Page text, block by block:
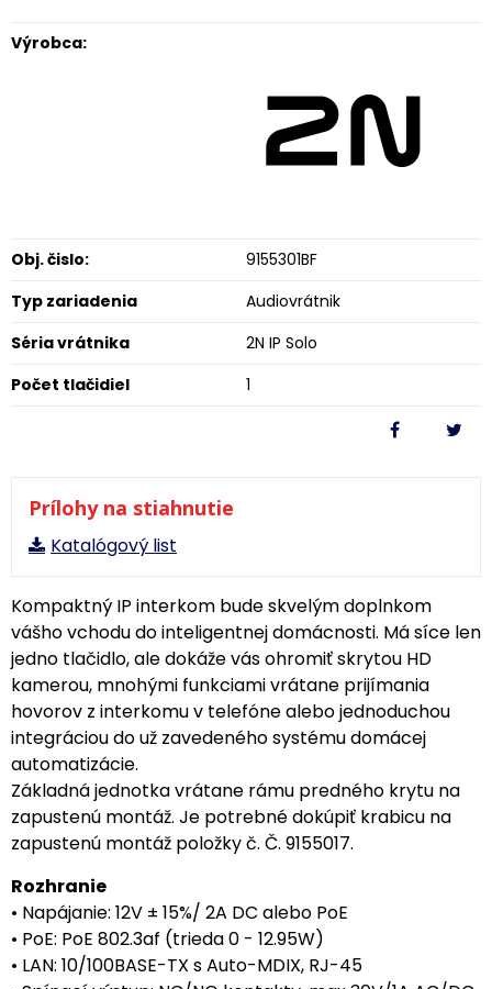
Výrobca:
Obj. čislo:
9155301BF
Typ zariadenia
Audiovrátnik
Séria vrátnika
2N IP Solo
Počet tlačidiel
1
Prílohy na stiahnutie
Katalógový list
Kompaktný IP interkom bude skvelým doplnkom
vášho vchodu do inteligentnej domácnosti. Má síce len
jedno tlačidlo, ale dokáže vás ohromiť skrytou HD
kamerou, mnohými funkciami vrátane prijímania
hovorov z interkomu v telefóne alebo jednoduchou
integráciou do už zavedeného systému domácej
automatizácie.
Základná jednotka vrátane rámu predného krytu na
zapustenú montáž. Je potrebné dokúpiť krabicu na
zapustenú montáž položky č. Č. 9155017.
Rozhranie
• Napájanie: 12V ± 15%/ 2A DC alebo PoE
• PoE: PoE 802.3af (trieda 0 - 12.95W)
• LAN: 10/100BASE-TX s Auto-MDIX, RJ-45